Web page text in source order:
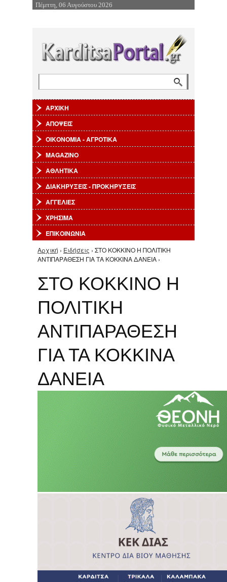
Επιστροφή στην Πλοήγηση
Πέμπτη, 06 Αυγούστου 2026
ΑΡΧΙΚΗ
ΑΠΟΨΕΙΣ
ΟΙΚΟΝΟΜΙΑ - ΑΓΡΟΤΙΚΑ
MAGAZINO
ΑΘΛΗΤΙΚΑ
ΔΙΑΚΗΡΥΞΕΙΣ - ΠΡΟΚΗΡΥΞΕΙΣ
ΑΓΓΕΛΙΕΣ
ΧΡΗΣΙΜΑ
ΕΠΙΚΟΙΝΩΝΙΑ
Είστε εδώ
Αρχική › Ειδήσεις › ΣΤΟ ΚΟΚΚΙΝΟ Η ΠΟΛΙΤΙΚΗ
ΑΝΤΙΠΑΡΑΘΕΣΗ ΓΙΑ ΤΑ ΚΟΚΚΙΝΑ ΔΑΝΕΙΑ ›
ΣΤΟ ΚΟΚΚΙΝΟ Η
ΠΟΛΙΤΙΚΗ
ΑΝΤΙΠΑΡΑΘΕΣΗ
ΓΙΑ ΤΑ ΚΟΚΚΙΝΑ
ΔΑΝΕΙΑ